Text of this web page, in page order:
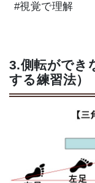
#視覚で理解
3.側転ができ
する練習法）